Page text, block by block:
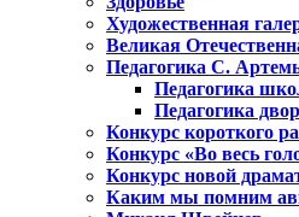
Художественная
Великая
Педагогика С.
Педагогика
Педагогика
Конкурс короткого
Конкурс «Во весь
Конкурс новой
Каким мы помним